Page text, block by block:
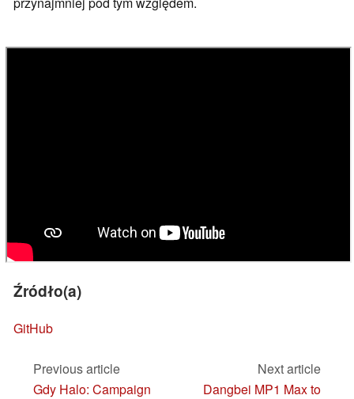
Źródło(a)
GitHub
Previous article
Gdy Halo: Campaign
Next article
Dangbei MP1 Max to